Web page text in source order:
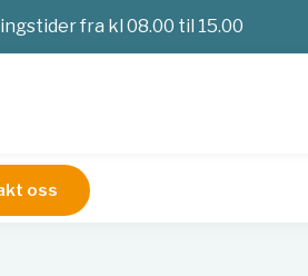
fra kl 08.00 til 15.00
oss hDNA Free, regular,